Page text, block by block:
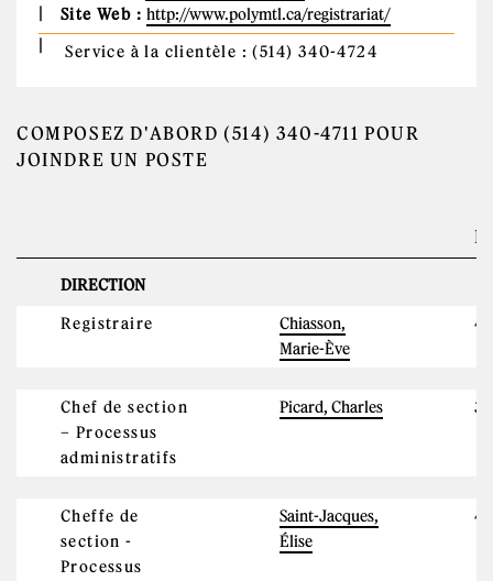
Site Web : http://www.polymtl.ca/registrariat/
Service à la clientèle : (514) 340-4724
COMPOSEZ D'ABORD (514) 340-4711 POUR
JOINDRE UN POSTE
DIRECTION
Registraire
Chiasson,
Marie-Ève
Chef de section
– Processus
administratifs
Picard, Charles
Cheffe de
section -
Processus
Saint-Jacques,
Élise